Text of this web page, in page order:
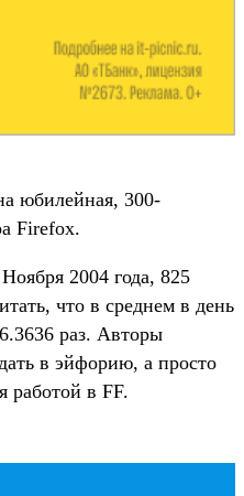
юбилейная, 300-
Firefox.
2004 года, 825
что в среднем в день
раз. Авторы
в эйфорию, а просто
работой в FF.